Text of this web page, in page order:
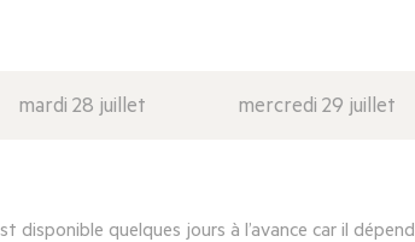
mardi 28 juillet mercredi 29 juillet
quelques jours à l’avance car il dépend